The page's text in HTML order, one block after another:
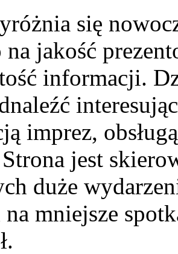
się
na jakość
informacji.
imprez,
jest
duże
mniejsze